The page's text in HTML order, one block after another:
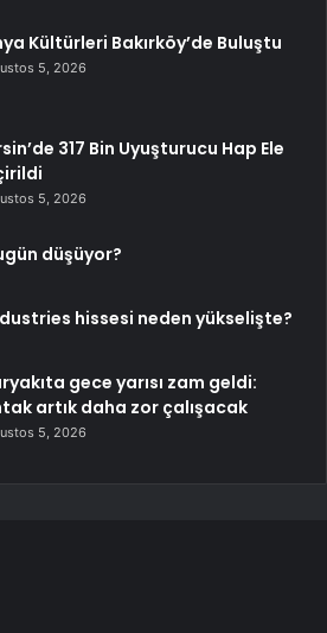
Kültürleri Bakırköy’de Buluştu
5, 2026
317 Bin Uyuşturucu Hap Ele
5, 2026
düşüyor?
hissesi neden yükselişte?
gece yarısı zam geldi:
artık daha zor çalışacak
5, 2026